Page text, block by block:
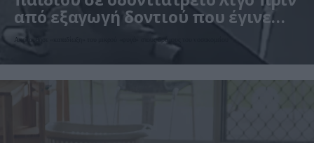
από εξαγωγή δοντιού που έγινε
viral – Δείτε βίντεο
Ακολούθησε «καταδίωξη» του μικρού «φυγά» στους δρόμους του νοσοκομείου